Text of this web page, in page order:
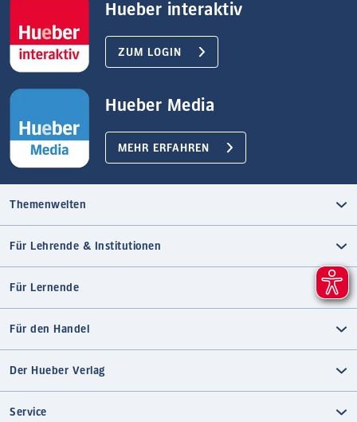
Hueber interaktiv
ZUM LOGIN
Hueber Media
MEHR ERFAHREN
Themenwelten
Für Lehrende & Institutionen
Für Lernende
Für den Handel
Der Hueber Verlag
Service